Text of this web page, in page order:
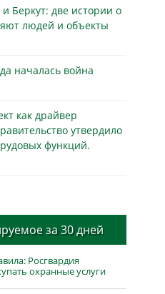
Беркут: две истории о
людей и объекты
началась война
как драйвер
утвердило
функций.
за 30 дней
Росгвардия
охранные услуги